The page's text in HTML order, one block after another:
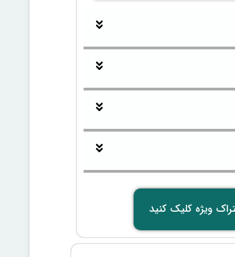
ویژه کلیک کنید